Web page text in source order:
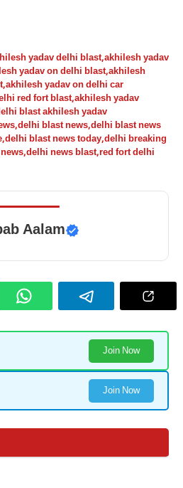
yadav delhi blast,akhilesh yadav
yadav on delhi blast,akhilesh
,akhilesh yadav on delhi car
red fort blast,akhilesh yadav
blast akhilesh yadav
,delhi blast news,delhi blast news
,delhi blast news today,delhi breaking
,delhi news blast,red fort delhi
Aalam
Join Now
Join Now